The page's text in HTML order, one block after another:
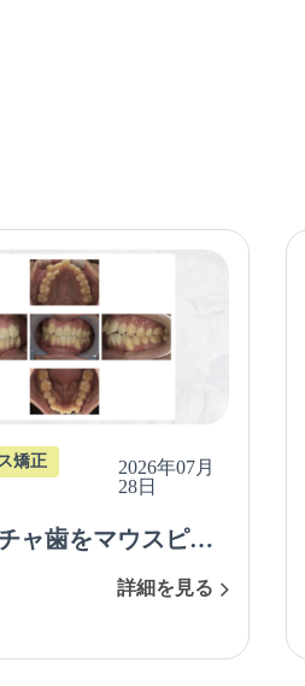
矯正
2026年07月
28日
ャ歯をマウスピー
療を行った症例
詳細を見る